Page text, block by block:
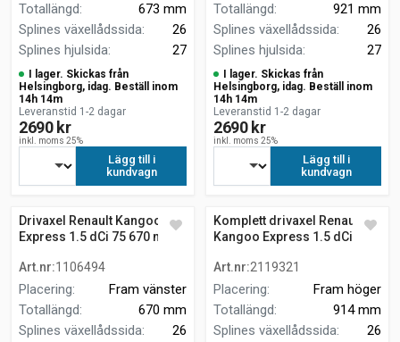
Totallängd:
673 mm
Splines växellådssida:
26
Splines hjulsida: 27
I lager. Skickas från
Helsingborg, idag. Beställ inom
14h 14m
Leveranstid 1-2 dagar
2690 kr
inkl. moms 25%
Lägg till i
kundvagn
Totallängd:
921 mm
Splines växellådssida:
26
Splines hjulsida: 27
I lager. Skickas från
Helsingborg, idag. Beställ inom
14h 14m
Leveranstid 1-2 dagar
2690 kr
inkl. moms 25%
Lägg till i
kundvagn
Drivaxel Renault Kangoo
Express 1.5 dCi 75 670 mm
Art.nr:1106494
Placering:
Fram vänster
Totallängd:
670 mm
Splines växellådssida:
26
Komplett drivaxel Renault
Kangoo Express 1.5 dCi 75
Art.nr:2119321
Placering:
Fram höger
Totallängd:
914 mm
Splines växellådssida:
26